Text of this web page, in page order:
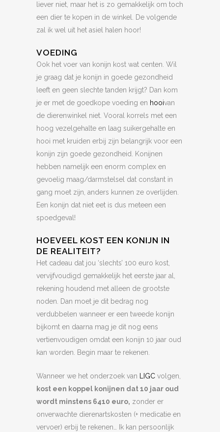
liever niet, maar het is zo gemakkelijk om toch
een dier te kopen in de winkel. De volgende
zal ik wel uit het asiel halen hoor!
VOEDING
Ook het voer van konijn kost wat centen. Wil
je graag dat je konijn in goede gezondheid
leeft en geen slechte tanden krijgt? Dan kom
je er met de goedkope voeding en hooivan
de dierenwinkel niet. Vooral korrels met een
hoog vezelgehalte en laag suikergehalte en
hooi met kruiden erbij zijn belangrijk voor een
konijn zijn goede gezondheid. Konijnen
hebben namelijk een enorm complex en
gevoelig maag/darmstelsel dat constant in
gang moet zijn, anders kunnen ze overlijden.
Een konijn dat niet eet is dus meteen een
spoedgeval!
HOEVEEL KOST EEN KONIJN IN
DE REALITEIT?
Het cadeau dat jou ‘slechts’ 100 euro kost,
vervijfvoudigd gemakkelijk het eerste jaar al,
rekening houdend met alleen de grootste
noden. Dan moet je dit bedrag nog
verdubbelen wanneer er een tweede konijn
bijkomt en daarna mag je dit nog eens
vertienvoudigen omdat een konijn 10 jaar oud
kan worden. Begin maar te rekenen.
Wanneer we het onderzoek van LIGC volgen,
kost een koppel konijnen dat 10 jaar oud
wordt minstens 6410 euro, zonder er
onverwachte dierenartskosten (+ medicatie en
vervoer) erbij te rekenen… Ik kan persoonlijk